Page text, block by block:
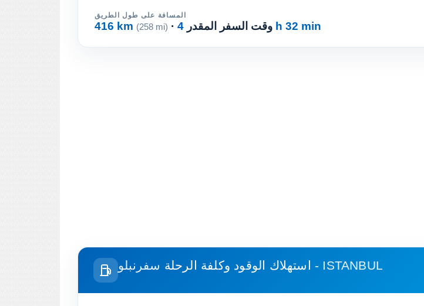
المسافة على طول الطريق
416 km (258 mi) · وقت السفر المقدر 4 h 32 min
استهلاك الوقود وكلفة الرحلة سفرنبلو - ISTANBUL